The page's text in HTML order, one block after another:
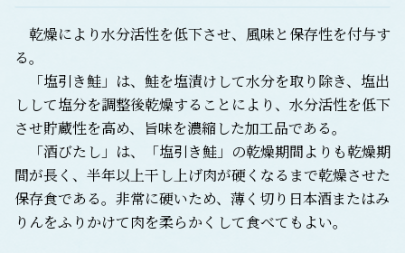
乾燥により水分活性を低下させ、風味と保存性を付与す
る。
「塩引き鮭」は、鮭を塩漬けして水分を取り除き、塩出
しして塩分を調整後乾燥することにより、水分活性を低下
させ貯蔵性を高め、旨味を濃縮した加工品である。
「酒びたし」は、「塩引き鮭」の乾燥期間よりも乾燥期
間が長く、半年以上干し上げ肉が硬くなるまで乾燥させた
保存食である。非常に硬いため、薄く切り日本酒またはみ
りんをふりかけて肉を柔らかくして食べてもよい。